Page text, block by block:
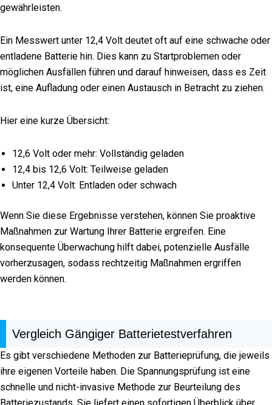
gewährleisten.
Ein Messwert unter 12,4 Volt deutet oft auf eine schwache oder
entladene Batterie hin. Dies kann zu Startproblemen oder
möglichen Ausfällen führen und darauf hinweisen, dass es Zeit
ist, eine Aufladung oder einen Austausch in Betracht zu ziehen.
Hier eine kurze Übersicht:
12,6 Volt oder mehr: Vollständig geladen
12,4 bis 12,6 Volt: Teilweise geladen
Unter 12,4 Volt: Entladen oder schwach
Wenn Sie diese Ergebnisse verstehen, können Sie proaktive
Maßnahmen zur Wartung Ihrer Batterie ergreifen. Eine
konsequente Überwachung hilft dabei, potenzielle Ausfälle
vorherzusagen, sodass rechtzeitig Maßnahmen ergriffen
werden können.
Vergleich Gängiger Batterietestverfahren
Es gibt verschiedene Methoden zur Batterieprüfung, die jeweils
ihre eigenen Vorteile haben. Die Spannungsprüfung ist eine
schnelle und nicht-invasive Methode zur Beurteilung des